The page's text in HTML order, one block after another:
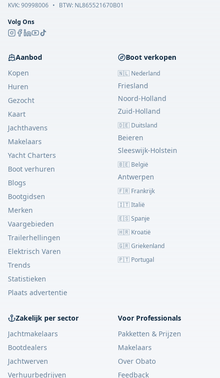
KVK:90998006 • BTW: NL865521670B01
Volg Ons
Aanbod
Kopen
Huren
Gezocht
Kaart
Jachthavens
Makelaars
Yacht Charters
Boot verhuren
Blogs
Bootgidsen
Merken
Vaargebieden
Trailerhellingen
Elektrisch Varen
Trends
Statistieken
Plaats advertentie
Boot verkopen
🇳🇱 Nederland
Friesland
Noord-Holland
Zuid-Holland
🇩🇪 Duitsland
Beieren
Sleeswijk-Holstein
🇧🇪 België
Antwerpen
🇫🇷 Frankrijk
🇮🇹 Italië
🇪🇸 Spanje
🇭🇷 Kroatië
🇬🇷 Griekenland
🇵🇹 Portugal
Zakelijk per sector
Jachtmakelaars
Bootdealers
Jachtwerven
Verhuurbedrijven
Voor Professionals
Pakketten & Prijzen
Makelaars
Over Obato
Feedback